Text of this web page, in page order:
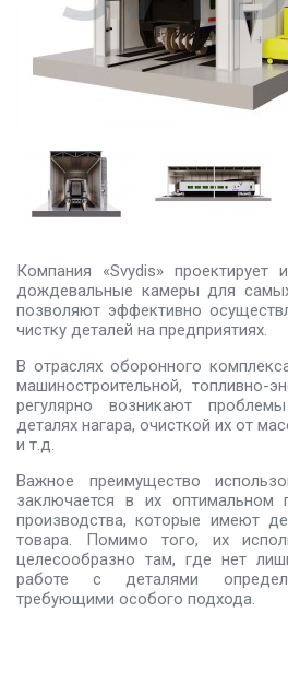
Компания «Svydis» проектирует
дождевальные камеры для
позволяют эффективно
чистку деталей на предприятиях.
В отраслях оборонного
машиностроительной, топливно-
регулярно возникают
деталях нагара, очисткой их от
и т.д.
Важное преимущество
заключается в их оптимальном
производства, которые имеют
товара. Помимо того, их
целесообразно там, где нет
работе с деталями
требующими особого подхода.